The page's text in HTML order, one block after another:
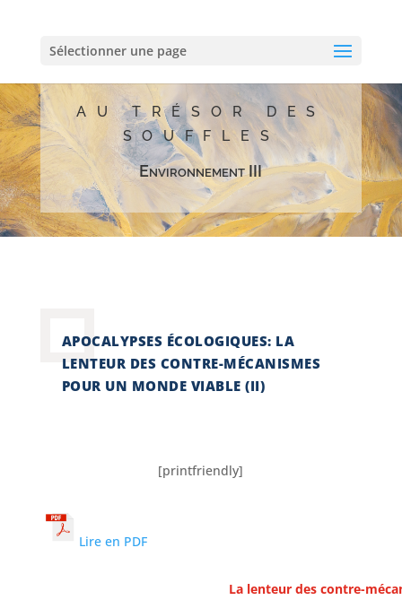
Sélectionner une page
AU TRÉSOR DES
SOUFFLES
Environnement III
APOCALYPSES ÉCOLOGIQUES: LA
LENTEUR DES CONTRE-MÉCANISMES
POUR UN MONDE VIABLE (II)
[printfriendly]
Lire en PDF
La lenteur des contre-